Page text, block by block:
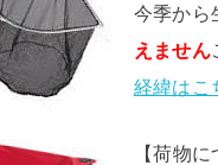
今季から
えません
経緯はこ
【荷物に